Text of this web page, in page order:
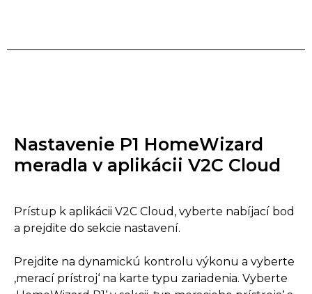
Nastavenie P1 HomeWizard
meradla v aplikácii V2C Cloud
Prístup k aplikácii V2C Cloud, vyberte nabíjací bod
a prejdite do sekcie nastavení.
Prejdite na dynamickú kontrolu výkonu a vyberte
‚merací prístroj‘ na karte typu zariadenia. Vyberte